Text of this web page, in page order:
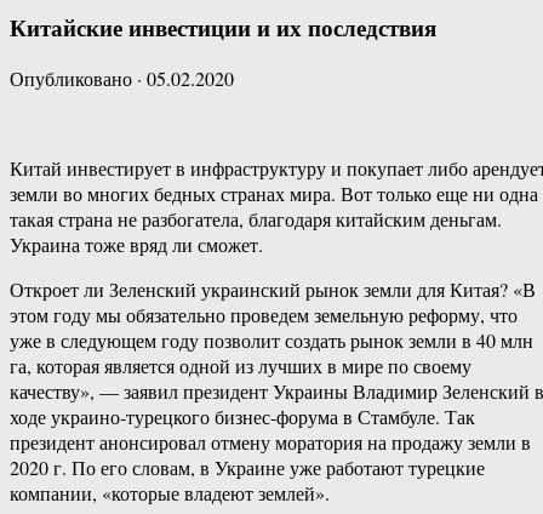
Китайские инвестиции и их последствия
Опубликовано · 05.02.2020
Китай инвестирует в инфраструктуру и покупает либо
земли во многих бедных странах мира. Вот только еще ни одна
такая страна не разбогатела, благодаря китайским деньгам.
Украина тоже вряд ли сможет.
Откроет ли Зеленский украинский рынок земли для Китая? «В
этом году мы обязательно проведем земельную реформу, что
уже в следующем году позволит создать рынок земли в 40 млн
га, которая является одной из лучших в мире по своему
качеству», — заявил президент Украины Владимир Зеленский в
ходе украино-турецкого бизнес-форума в Стамбуле. Так
президент анонсировал отмену моратория на продажу земли в
2020 г. По его словам, в Украине уже работают турецкие
компании, «которые владеют землей».